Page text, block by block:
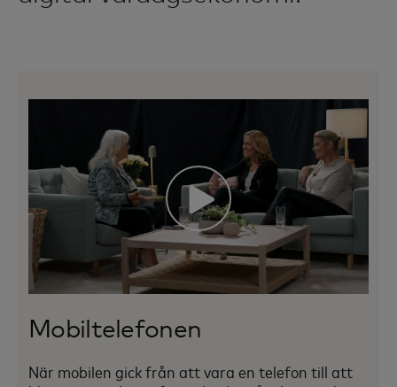
Mobiltelefonen
När mobilen gick från att vara en telefon till att